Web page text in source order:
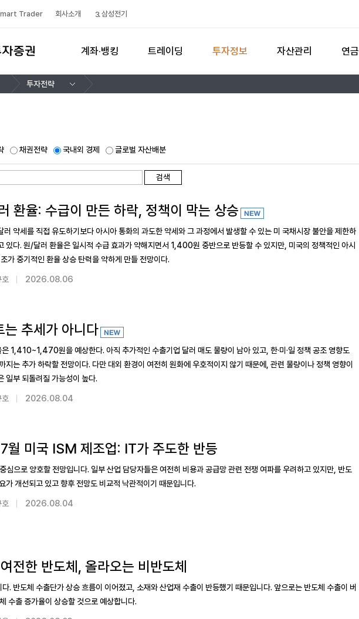
Trader 회사소개 3 삼성전기
계좌·뱅킹 트레이딩 투자정보 자산관리 연금
투자전략
채권전략 국내외 경제 글로벌 자산배분
검색
환율: 수급이 만든 하락, 정책이 막는 상승
러 약세를 직접 유도하기보다 아시아 통화의 과도한 약세와 그 과정에서 발생할 수 있는 미 국채시장 불안을 제한하
있다. 원/달러 환율은 일시적 수급 효과가 약해지면서 1,400원 중반으로 반등할 수 있지만, 미국의 정책적인 아시
가 중기적인 환율 상승 탄력을 약하게 만들 전망이다.
호 2026.08.06
추세가 아니다
1,410~1,470원을 예상한다. 아직 추가적인 수출기업 달러 매도 물량이 남아 있고, 한·미·일 정책 공조 영향도
지는 추가 하락할 전망이다. 다만 대외 환경이 여전히 원화에 우호적이지 않기 때문에, 관련 물량이나 정책 영향이
일부 되돌려질 가능성이 높다.
호 2026.08.04
월 미국 ISM 제조업: IT가 주도한 반등
심으로 양호할 전망입니다. 일부 산업 담당자들은 여전히 비용과 공급망 관련 전쟁 여파를 우려하고 있지만, 반도
가 개선되고 있고 향후 전망도 비교적 낙관적이기 때문입니다.
호 2026.08.04
전한 반도체, 올라오는 비반도체
. 반도체 수출단가 상승 흐름이 이어졌고, 소재와 산업재 수출이 반등했기 때문입니다. 앞으로는 반도체 수출이 버
수출 증가율이 상승할 것으로 예상합니다.